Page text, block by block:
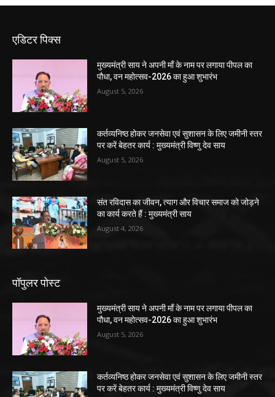
एडिटर पिक्स
मुख्यमंत्री साय ने अपनी माँ के नाम पर लगाया पीपल का
पौधा, वन महोत्सव-2026 का हुआ शुभारंभ
August 5, 2026
कर्तव्यनिष्ठ होकर जनसेवा एवं सुशासन के लिए जमीनी स्तर
पर करें बेहतर कार्य : मुख्यमंत्री विष्णु देव साय
August 5, 2026
संत रविदास का जीवन, त्याग और विचार समाज को जोड़ने
का कार्य करते हैं : मुख्यमंत्री साय
August 4, 2026
पॉपुलर पोस्ट
मुख्यमंत्री साय ने अपनी माँ के नाम पर लगाया पीपल का
पौधा, वन महोत्सव-2026 का हुआ शुभारंभ
August 5, 2026
कर्तव्यनिष्ठ होकर जनसेवा एवं सुशासन के लिए जमीनी स्तर
पर करें बेहतर कार्य : मुख्यमंत्री विष्णु देव साय